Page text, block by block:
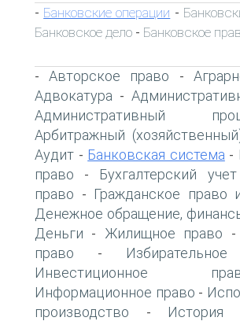
- Банковские операции -
Банковское дело - Банковское
-Авторское право -
Адвокатура -
Административный
Арбитражный
Аудит - Банковская система -
право - Бухгалтерский учет
право - Гражданское право
Денежное обращение,
Деньги - Жилищное право -
право -
Инвестиционное
Информационное право -
производство - История